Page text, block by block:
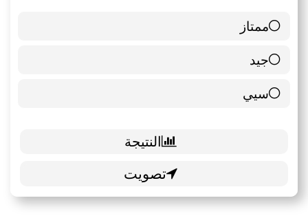
ممتاز
6 ( 85.71 % )
جيد
0 ( 0 % )
سيي
1 ( 14.29 % )